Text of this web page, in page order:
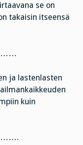
se on
takaisin itseensä
ja lastenlasten
kuin